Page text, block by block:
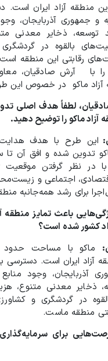
منطقه آزاد ایران است.
و جمهوری آذربایجان،
توسعه، ذخایر معدنی
بالقوه در
رقابتی این منطقه
را با آرش صادقیان،
آزاد ماکو در خصوص این
لطفاً هدف اصلی
آزاد ماکو را توضیح دهید.
این طرح با هدف
در نظر گرفتن موقعیت
اجتماعی و
برای رشد همه‌جانبه
باعث تمایز منطقه
کشور شده است؟
آزاد ایران است. دسترسی
آذربایجان، وجود
ذخایر معدنی متنوع،
در گردشگری و
منطقه ماست.
برای